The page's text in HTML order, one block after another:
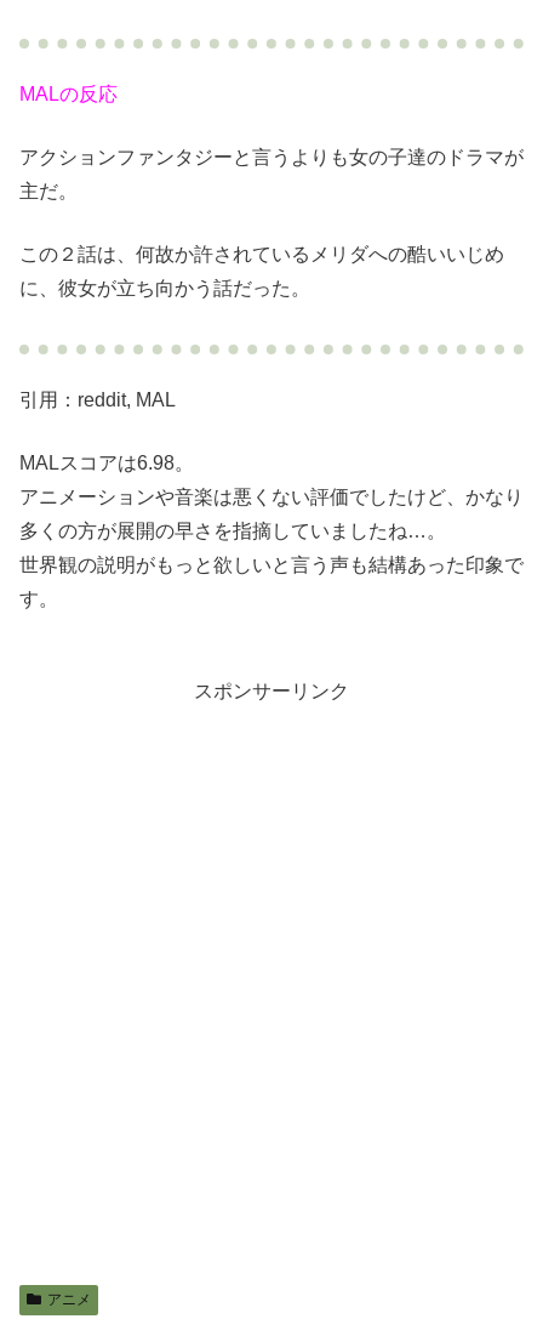
MALの反応
アクションファンタジーと言うよりも女の子達のドラマが
主だ。
この２話は、何故か許されているメリダへの酷いいじめ
に、彼女が立ち向かう話だった。
引用：reddit, MAL
MALスコアは6.98。
アニメーションや音楽は悪くない評価でしたけど、かなり
多くの方が展開の早さを指摘していましたね…。
世界観の説明がもっと欲しいと言う声も結構あった印象で
す。
スポンサーリンク
アニメ